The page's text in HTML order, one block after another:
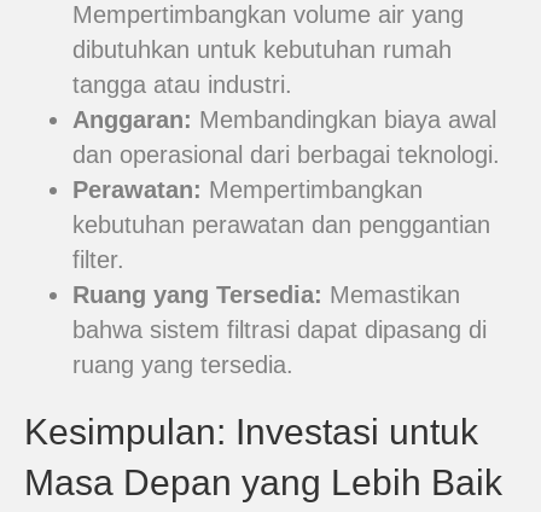
Mempertimbangkan volume air yang
dibutuhkan untuk kebutuhan rumah
tangga atau industri.
Anggaran: Membandingkan biaya awal
dan operasional dari berbagai teknologi.
Perawatan: Mempertimbangkan
kebutuhan perawatan dan penggantian
filter.
Ruang yang Tersedia: Memastikan
bahwa sistem filtrasi dapat dipasang di
ruang yang tersedia.
Kesimpulan: Investasi untuk
Masa Depan yang Lebih Baik